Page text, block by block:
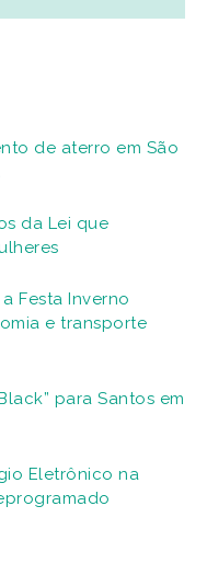
de aterro em São
da Lei que
Festa Inverno
e transporte
para Santos em
Eletrônico na